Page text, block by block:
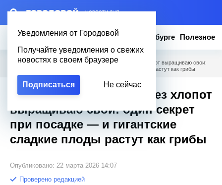
– НОВОСТИ ДНЯ
Уведомления от Городовой
Получайте уведомления о свежих
новостях в своем браузере
Подписаться Не сейчас
Новости Эксклюзив Вопросы о Петербурге Полезное
Городовой Полезное / Арбузы не покупаю — без хлопот выращиваю свои:
один секрет при посадке — и гигантские сладкие плоды растут как грибы
Арбузы не покупаю — без хлопот
выращиваю свои: один секрет
при посадке — и гигантские
сладкие плоды растут как грибы
Опубликовано: 22 марта 2026 14:07
Проверено редакцией